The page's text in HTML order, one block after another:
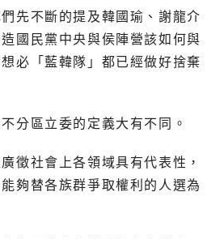
先不斷的提及韓國瑜、謝龍介
國民黨中央與侯陣營該如何與
必「藍韓隊」都已經做好捨棄
分區立委的定義大有不同。
徵社會上各領域具有代表性，
夠替各族群爭取權利的人選為